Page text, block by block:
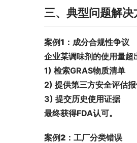
三、典型问题解决
案例1：成分合规性争议
企业某调味剂的使用量超
1) 检索GRAS物质清单
2) 提供第三方安全评估
3) 提交历史使用证据
最终获得FDA认可。
案例2：工厂分类错误